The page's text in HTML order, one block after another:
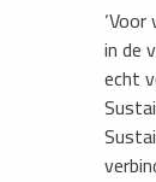
in de
echt